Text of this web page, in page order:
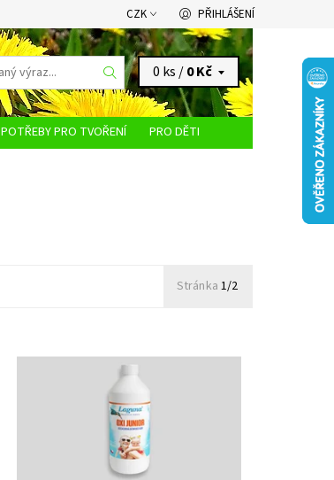
CZK PŘIHLÁŠENÍ
0 ks /0 Kč
POTŘEBY PRO TVOŘENÍ
PRO DĚTI
Stránka 1/2
Bezchlorová dezinfekce bazénové vody
Skladem 2 ks
80/71
STACHEMA CZ s.r.o